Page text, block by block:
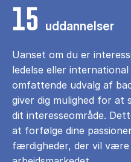
15 uddannelser
Uanset om du er
ledelse eller
omfattende udvalg af
giver dig mulighed for at
dit interesseområde.
at forfølge dine
færdigheder, der vil